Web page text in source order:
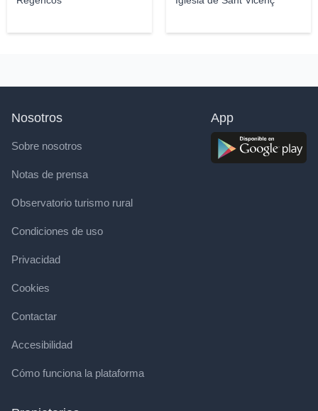
Nosotros
Sobre nosotros
Notas de prensa
Observatorio turismo rural
Condiciones de uso
Privacidad
Cookies
Contactar
Accesibilidad
Cómo funciona la plataforma
App